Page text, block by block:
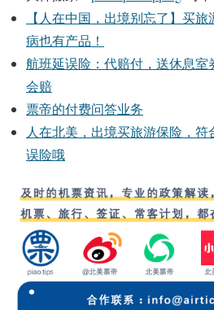
【人在中国，出境别忘了】买
病也有产品！
航班延误险：代赔付，送休息室
会赔
票帝的付费问答业务
人在北美，出境买旅游保险，
误险哦